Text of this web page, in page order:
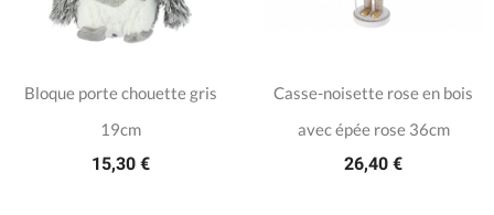
Bloque porte chouette gris
19cm
15,30 €
Casse-noisette rose en bois
avec épée rose 36cm
26,40 €